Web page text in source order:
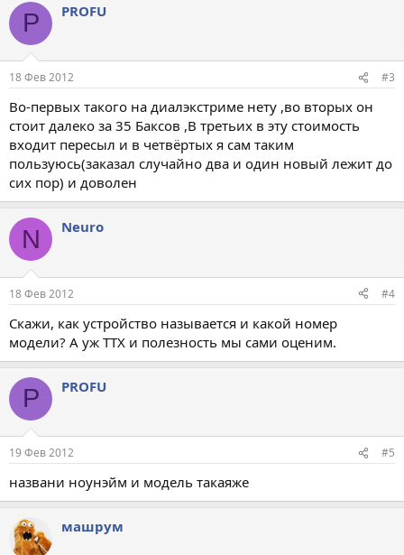
P PROFU
18 Фев 2012 #3
Во-первых такого на диалэкстриме нету ,во вторых он
стоит далеко за 35 Баксов ,В третьих в эту стоимость
входит пересыл и в четвёртых я сам таким
пользуюсь(заказал случайно два и один новый лежит до
сих пор) и доволен
N Neuro
18 Фев 2012 #4
Скажи, как устройство называется и какой номер
модели? А уж ТТХ и полезность мы сами оценим.
P PROFU
19 Фев 2012 #5
названи ноунэйм и модель такаяже
машрум